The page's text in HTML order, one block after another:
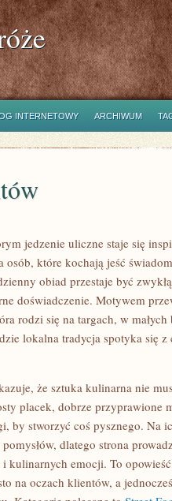
INTERNETOWY ARCHIWUM
jedzenie uliczne staje się
osób, które kochają jeść
obiad przestaje być
doświadczenie. Motywem
rodzi się na targach, w małych
lokalna tradycja spotyka się
że sztuka kulinarna nie
placek, dobrze przyprawione
by stworzyć coś pysznego. Na
dlatego strona
i kulinarnych emocji. To
na oczach klientów, a